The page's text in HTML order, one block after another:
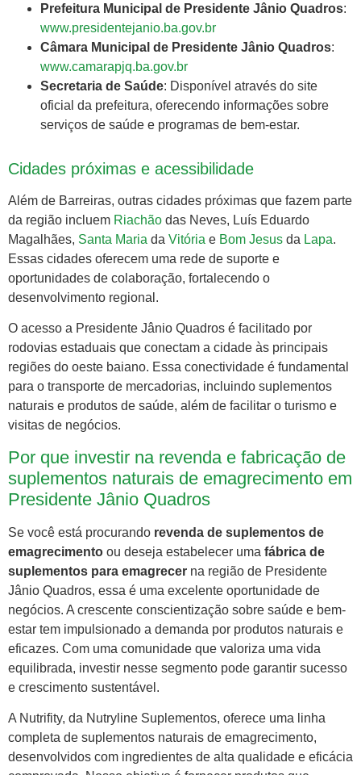
Prefeitura Municipal de Presidente Jânio Quadros:
www.presidentejanio.ba.gov.br
Câmara Municipal de Presidente Jânio Quadros:
www.camarapjq.ba.gov.br
Secretaria de Saúde: Disponível através do site
oficial da prefeitura, oferecendo informações sobre
serviços de saúde e programas de bem-estar.
Cidades próximas e acessibilidade
Além de Barreiras, outras cidades próximas que fazem parte
da região incluem Riachão das Neves, Luís Eduardo
Magalhães, Santa Maria da Vitória e Bom Jesus da Lapa.
Essas cidades oferecem uma rede de suporte e
oportunidades de colaboração, fortalecendo o
desenvolvimento regional.
O acesso a Presidente Jânio Quadros é facilitado por
rodovias estaduais que conectam a cidade às principais
regiões do oeste baiano. Essa conectividade é fundamental
para o transporte de mercadorias, incluindo suplementos
naturais e produtos de saúde, além de facilitar o turismo e
visitas de negócios.
Por que investir na revenda e fabricação de
suplementos naturais de emagrecimento em
Presidente Jânio Quadros
Se você está procurando revenda de suplementos de
emagrecimento ou deseja estabelecer uma fábrica de
suplementos para emagrecer na região de Presidente
Jânio Quadros, essa é uma excelente oportunidade de
negócios. A crescente conscientização sobre saúde e bem-
estar tem impulsionado a demanda por produtos naturais e
eficazes. Com uma comunidade que valoriza uma vida
equilibrada, investir nesse segmento pode garantir sucesso
e crescimento sustentável.
A Nutrifity, da Nutryline Suplementos, oferece uma linha
completa de suplementos naturais de emagrecimento,
desenvolvidos com ingredientes de alta qualidade e eficácia